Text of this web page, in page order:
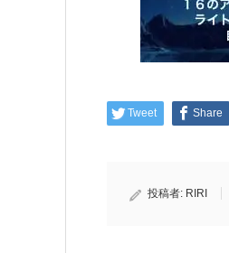
Tweet Share
投稿者: RIRI